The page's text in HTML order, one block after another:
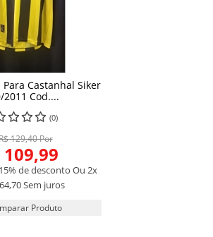
COMPRAR
Castanhal Siker
2011 Cod....
(0)
129,40 Por
109,99
de desconto Ou 2x
Sem juros
Produto